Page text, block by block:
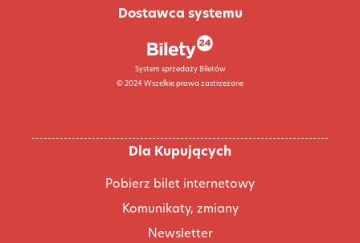
Dostawca systemu
System sprzedaży Biletów
© 2024 Wszelkie prawa zastrzeżone
Dla Kupujących
Pobierz bilet internetowy
Komunikaty, zmiany
Newsletter